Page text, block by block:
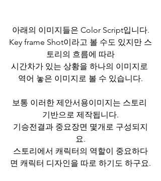
아래의 이미지들은 Color Script입니다.
Key frame Shot이라고 볼 수도 있지만 스
토리의 흐름에 따라
시간차가 있는 상황을 하나의 이미지로
역어 놓은 이미지로 볼 수 있습니다.
보통 이러한 제안서용이미지는 스토리
기반으로 제작됩니다.
기승전결과 중요장면 몇개로 구성되지
요.
스토리에서 캐릭터의 역할이 중요하다
면 캐릭터 디자인을 따로 하기도 하구요.